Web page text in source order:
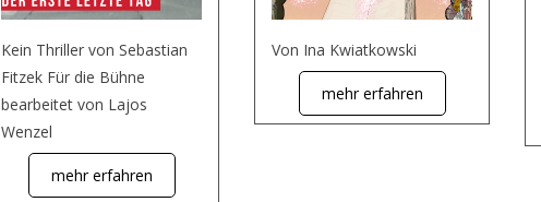
Kein Thriller von Sebastian
Fitzek Für die Bühne
bearbeitet von Lajos
Wenzel
mehr erfahren
Von Ina Kwiatkowski
mehr erfahren